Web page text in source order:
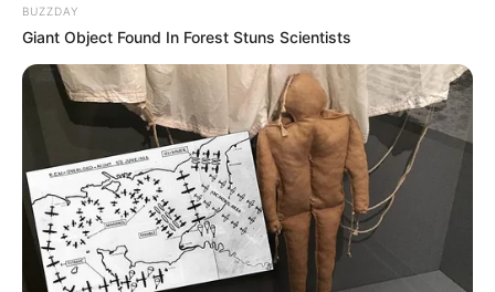
BUZZDAY
Giant Object Found In Forest Stuns Scientists